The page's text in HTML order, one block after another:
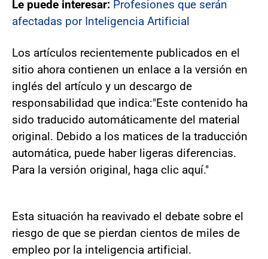
Le puede interesar: Profesiones que serán
afectadas por Inteligencia Artificial
Los artículos recientemente publicados en el
sitio ahora contienen un enlace a la versión en
inglés del artículo y un descargo de
responsabilidad que indica:"Este contenido ha
sido traducido automáticamente del material
original. Debido a los matices de la traducción
automática, puede haber ligeras diferencias.
Para la versión original, haga clic aquí."
Esta situación ha reavivado el debate sobre el
riesgo de que se pierdan cientos de miles de
empleo por la inteligencia artificial.